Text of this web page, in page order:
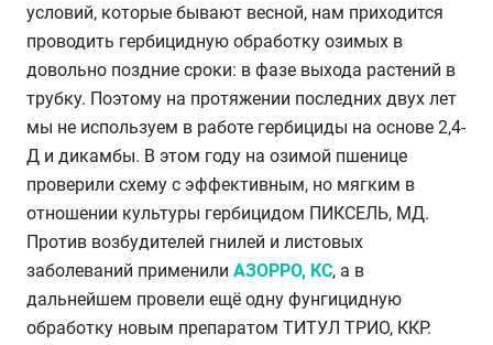
условий, которые бывают весной, нам приходится
проводить гербицидную обработку озимых в
довольно поздние сроки: в фазе выхода растений в
трубку. Поэтому на протяжении последних двух лет
мы не используем в работе гербициды на основе 2,4-
Д и дикамбы. В этом году на озимой пшенице
проверили схему с эффективным, но мягким в
отношении культуры гербицидом ПИКСЕЛЬ, МД.
Против возбудителей гнилей и листовых
заболеваний применили АЗОРРО, КС, а в
дальнейшем провели ещё одну фунгицидную
обработку новым препаратом ТИТУЛ ТРИО, ККР.